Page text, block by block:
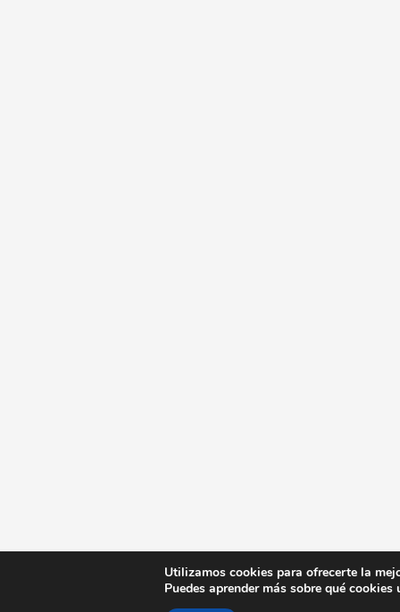
Utilizamos cookies para ofrecerte la
Puedes aprender más sobre qué